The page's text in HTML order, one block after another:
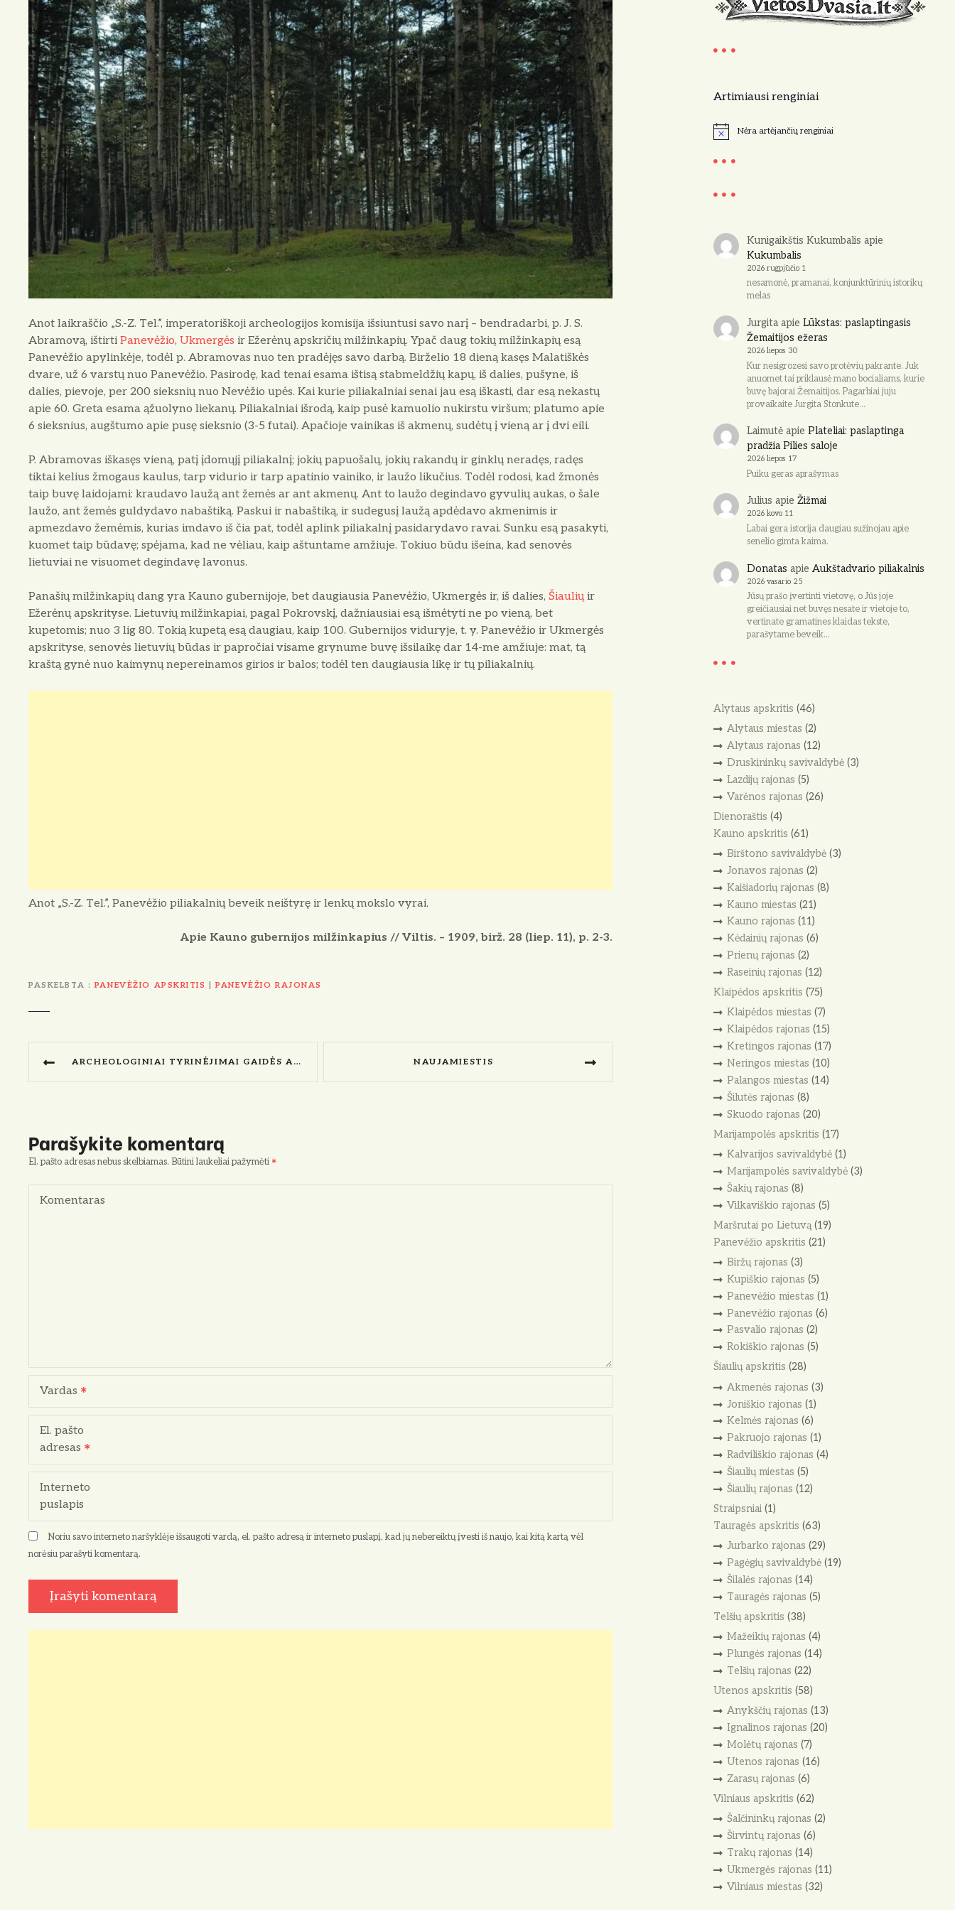
Anot laikraščio „S.-Z. Tel.”, imperatoriškoji archeologijos komisija išsiuntusi savo narį – bendradarbi, p. J. S.
Abramovą, ištirti Panevėžio, Ukmergės ir Ežerėnų apskričių milžinkapių. Ypač daug tokių milžinkapių esą
Panevėžio apylinkėje, todėl p. Abramovas nuo ten pradėjęs savo darbą. Birželio 18 dieną kasęs Malatiškės
dvare, už 6 varstų nuo Panevėžio. Pasirodę, kad tenai esama ištisą stabmeldžių kapų, iš dalies, pušyne, iš
dalies, pievoje, per 200 sieksnių nuo Nevėžio upės. Kai kurie piliakalniai senai jau esą iškasti, dar esą nekastų
apie 60. Greta esama ąžuolyno liekanų. Piliakalniai išrodą, kaip pusė kamuolio nukirstu viršum; platumo apie
6 sieksnius, augštumo apie pusę sieksnio (3-5 futai). Apačioje vainikas iš akmenų, sudėtų į vieną ar į dvi eili.
P. Abramovas iškasęs vieną, patį įdomųjį piliakalnį; jokių papuošalų, jokių rakandų ir ginklų neradęs, radęs
tiktai kelius žmogaus kaulus, tarp vidurio ir tarp apatinio vainiko, ir laužo likučius. Todėl rodosi, kad žmonės
taip buvę laidojami: kraudavo laužą ant žemės ar ant akmenų. Ant to laužo degindavo gyvulių aukas, o šale
laužo, ant žemės guldydavo nabaštiką. Paskui ir nabaštiką, ir sudegusį laužą apdėdavo akmenimis ir
apmezdavo žemėmis, kurias imdavo iš čia pat, todėl aplink piliakalnį pasidarydavo ravai. Sunku esą pasakyti,
kuomet taip būdavę; spėjama, kad ne vėliau, kaip aštuntame amžiuje. Tokiuo būdu išeina, kad senovės
lietuviai ne visuomet degindavę lavonus.
Panašių milžinkapių dang yra Kauno gubernijoje, bet daugiausia Panevėžio, Ukmergės ir, iš dalies, Šiaulių ir
Ežerėnų apskrityse. Lietuvių milžinkapiai, pagal Pokrovskį, dažniausiai esą išmėtyti ne po vieną, bet
kupetomis; nuo 3 lig 80. Tokią kupetą esą daugiau, kaip 100. Gubernijos viduryje, t. y. Panevėžio ir Ukmergės
apskrityse, senovės lietuvių būdas ir papročiai visame grynume buvę išsilaikę dar 14-me amžiuje: mat, tą
kraštą gynė nuo kaimynų nepereinamos girios ir balos; todėl ten daugiausia likę ir tų piliakalnių.
Anot „S.-Z. Tel.”, Panevėžio piliakalnių beveik neištyrę ir lenkų mokslo vyrai.
Apie Kauno gubernijos milžinkapius // Viltis. – 1909, birž. 28 (liep. 11), p. 2-3.
PASKELBTA PANEVĖŽIO APSKRITIS |PANEVĖŽIO RAJONAS
i
g
a
p
a
š
ų
ARCHEOLOGINIAI TYRINĖJIMAI GAIDĖS APYLINKĖJE (1900-08 M.) NAUJAMIESTIS
Parašykite komentarą
El. pašto adresas nebus skelbiamas. Būtini laukeliai pažymėti
Komentaras
Vardas
El. pašto
adresas
Interneto
puslapis
Noriu savo interneto naršyklėje išsaugoti vardą, el. pašto adresą ir interneto puslapį, kad jų nebereiktų įvesti iš naujo, kai kitą kartą vėl
norėsiu parašyti komentarą.
Artimiausi renginiai
N
t
e
Nėra artėjančių renginiai
Kunigaikštis Kukumbalis apie
Kukumbalis
2026 rugpjūčio 1
nesamonė, pramanai, konjunktūrinių istorikų
melas
Jurgitaapie Lūkstas: paslaptingasis
Žemaitijos ežeras
2026 liepos 30
Kur nesigrozesi savo protėvių pakrante. Juk
anuomet tai priklausė mano bocialiams, kurie
buvę bajorai Žemaitijos. Pagarbiai juju
provaikaite Jurgita Stonkute…
Laimutėapie Plateliai: paslaptinga
pradžia Pilies saloje
2026 liepos 17
Puiku geras aprašymas
Julius apie Žižmai
2026 kovo 11
Labai gera istorija daugiau sužinojau apie
senelio gimta kaima.
Donatas apie Aukštadvario piliakalnis
2026 vasario 25
Jūsų prašo įvertinti vietovę, o Jūs joje
greičiausiai net buvęs nesate ir vietoje to,
vertinate gramatines klaidas tekste,
parašytame beveik…
Alytaus apskritis (46)
Alytaus miestas (2)
Alytaus rajonas (12)
Druskininkų savivaldybė(3)
Lazdijų rajonas (5)
Varėnos rajonas (26)
Dienoraštis (4)
Kauno apskritis (61)
Birštono savivaldybė(3)
Jonavos rajonas (2)
Kaišiadorių rajonas (8)
Kauno miestas (21)
Kauno rajonas (11)
Kėdainių rajonas (6)
Prienų rajonas (2)
Raseinių rajonas (12)
Klaipėdos apskritis (75)
Klaipėdos miestas (7)
Klaipėdos rajonas (15)
Kretingos rajonas (17)
Neringos miestas (10)
Palangos miestas (14)
Šilutės rajonas (8)
Skuodo rajonas (20)
Marijampolės apskritis (17)
Kalvarijos savivaldybė(1)
Marijampolės savivaldybė(3)
Šakių rajonas (8)
Vilkaviškio rajonas (5)
Maršrutai po Lietuvą(19)
Panevėžio apskritis (21)
Biržų rajonas (3)
Kupiškio rajonas (5)
Panevėžio miestas (1)
Panevėžio rajonas (6)
Pasvalio rajonas (2)
Rokiškio rajonas (5)
Šiaulių apskritis (28)
Akmenės rajonas (3)
Joniškio rajonas (1)
Kelmės rajonas (6)
Pakruojo rajonas (1)
Radviliškio rajonas (4)
Šiaulių miestas (5)
Šiaulių rajonas (12)
Straipsniai (1)
Tauragės apskritis (63)
Jurbarko rajonas (29)
Pagėgių savivaldybė(19)
Šilalės rajonas (14)
Tauragės rajonas (5)
Telšių apskritis (38)
Mažeikių rajonas (4)
Plungės rajonas (14)
Telšių rajonas (22)
Utenos apskritis (58)
Anykščių rajonas (13)
Ignalinos rajonas (20)
Molėtų rajonas (7)
Utenos rajonas (16)
Zarasų rajonas (6)
Vilniaus apskritis (62)
Šalčininkų rajonas (2)
Širvintų rajonas (6)
Trakų rajonas (14)
Ukmergės rajonas (11)
Vilniaus miestas (32)